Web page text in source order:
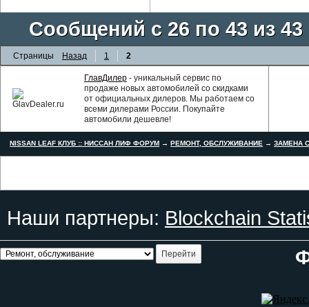
Сообщений с 26 по 43 из 43
Страницы Назад 1 2
ГлавДилер - уникальный сервис по
продаже новых автомобилей со скидками
от официальных дилеров. Мы работаем со
всеми дилерами России. Покупайте
автомобили дешевле!
NISSAN LEAF КЛУБ :: НИССАН ЛИФ ФОРУМ →РЕМОНТ, ОБСЛУЖИВАНИЕ →ЗАМЕНА
Наши партнеры: Blockchain